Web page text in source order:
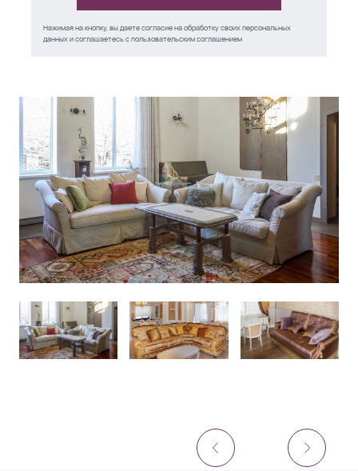
Нажимая на кнопку, вы даете согласие на обработку своих персональных
данных и соглашаетесь спользовательским соглашением